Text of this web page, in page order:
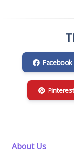
Facebook
Pinterest
About Us